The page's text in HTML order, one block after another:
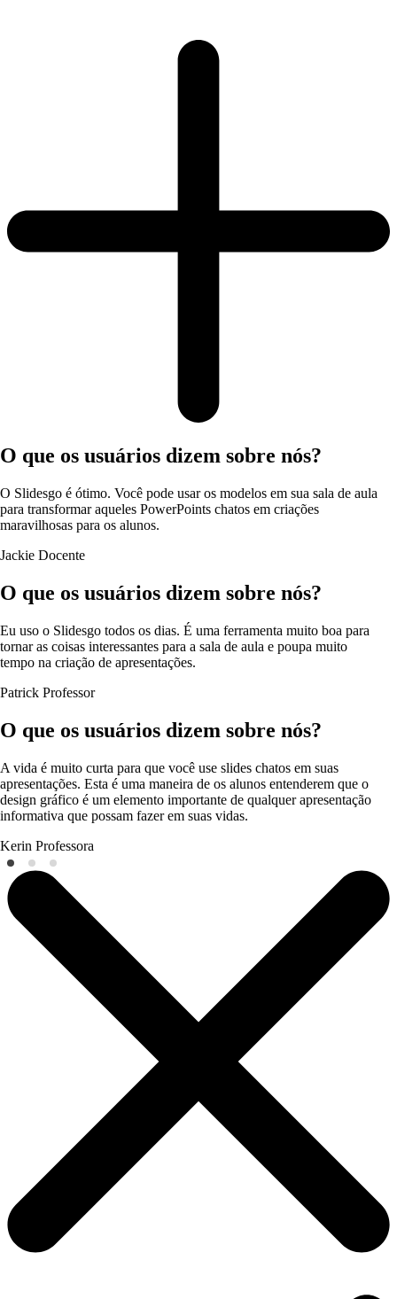
O que os usuários dizem sobre nós?
O Slidesgo é ótimo. Você pode usar os modelos em sua sala de aula
para transformar aqueles PowerPoints chatos em criações
maravilhosas para os alunos.
Jackie Docente
O que os usuários dizem sobre nós?
Eu uso o Slidesgo todos os dias. É uma ferramenta muito boa para
tornar as coisas interessantes para a sala de aula e poupa muito
tempo na criação de apresentações.
Patrick Professor
O que os usuários dizem sobre nós?
A vida é muito curta para que você use slides chatos em suas
apresentações. Esta é uma maneira de os alunos entenderem que o
design gráfico é um elemento importante de qualquer apresentação
informativa que possam fazer em suas vidas.
Kerin Professora